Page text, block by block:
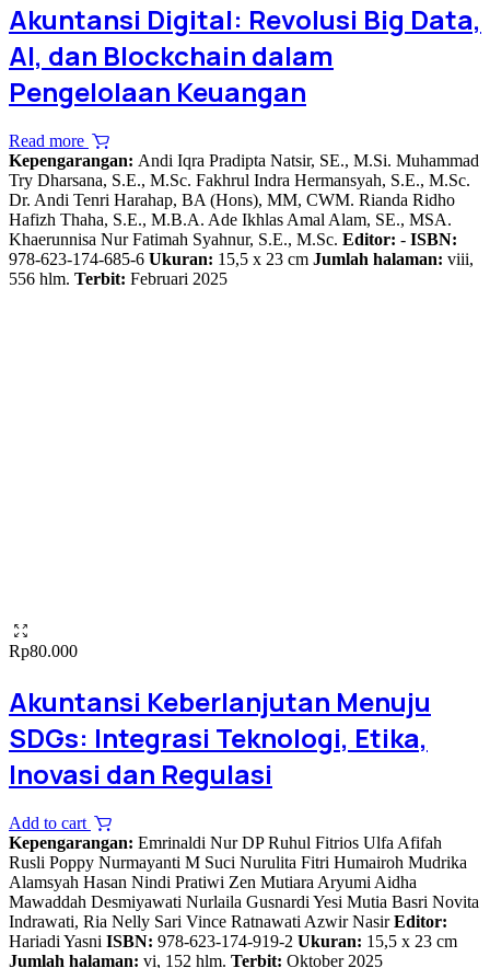
Akuntansi Digital: Revolusi Big Data,
AI, dan Blockchain dalam
Pengelolaan Keuangan
Read more
Kepengarangan: Andi Iqra Pradipta Natsir, SE., M.Si. Muhammad
Try Dharsana, S.E., M.Sc. Fakhrul Indra Hermansyah, S.E., M.Sc.
Dr. Andi Tenri Harahap, BA (Hons), MM, CWM. Rianda Ridho
Hafizh Thaha, S.E., M.B.A. Ade Ikhlas Amal Alam, SE., MSA.
Khaerunnisa Nur Fatimah Syahnur, S.E., M.Sc. Editor: - ISBN:
978-623-174-685-6 Ukuran: 15,5 x 23 cm Jumlah halaman: viii,
556 hlm. Terbit: Februari 2025
Rp80.000
Akuntansi Keberlanjutan Menuju
SDGs: Integrasi Teknologi, Etika,
Inovasi dan Regulasi
Add to cart
Kepengarangan: Emrinaldi Nur DP Ruhul Fitrios Ulfa Afifah
Rusli Poppy Nurmayanti M Suci Nurulita Fitri Humairoh Mudrika
Alamsyah Hasan Nindi Pratiwi Zen Mutiara Aryumi Aidha
Mawaddah Desmiyawati Nurlaila Gusnardi Yesi Mutia Basri Novita
Indrawati, Ria Nelly Sari Vince Ratnawati Azwir NasirEditor:
Hariadi Yasni ISBN: 978-623-174-919-2 Ukuran: 15,5 x 23 cm
Jumlah halaman: vi, 152 hlm. Terbit: Oktober 2025